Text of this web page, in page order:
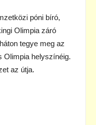
póni bíró,
Olimpia záró
tegye meg az
Olimpia helyszínéig.
az útja.